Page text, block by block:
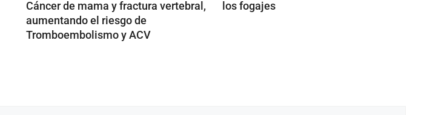
Cáncer de mama y fractura vertebral,
aumentando el riesgo de
Tromboembolismo y ACV
los fogajes